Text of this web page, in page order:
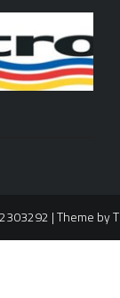
| Theme by